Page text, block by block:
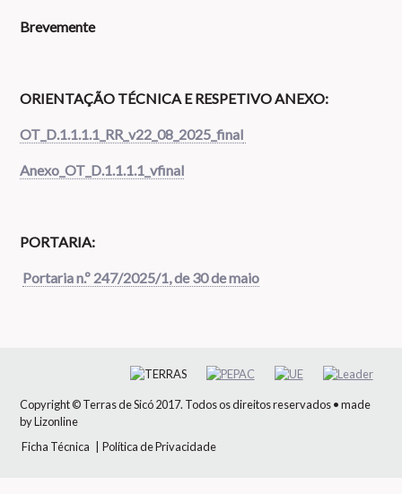
Brevemente
ORIENTAÇÃO TÉCNICA E RESPETIVO ANEXO:
OT_D.1.1.1.1_RR_v22_08_2025_final
Anexo_OT_D.1.1.1.1_vfinal
PORTARIA:
Portaria n.º 247/2025/1, de 30 de maio
Copyright © Terras de Sicó 2017. Todos os direitos reservados• made
byLizonline
Ficha Técnica
|Política de Privacidade